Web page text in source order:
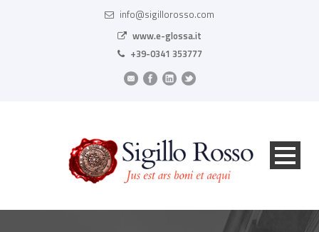
info@sigillorosso.com
www.e-glossa.it
+39-0341 353777